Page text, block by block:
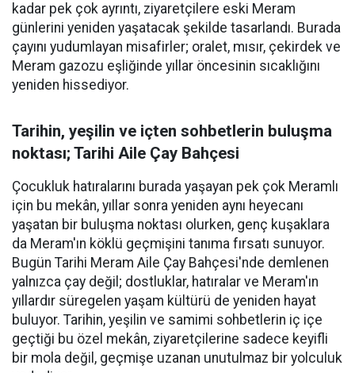
kadar pek çok ayrıntı, ziyaretçilere eski Meram
günlerini yeniden yaşatacak şekilde tasarlandı. Burada
çayını yudumlayan misafirler; oralet, mısır, çekirdek ve
Meram gazozu eşliğinde yıllar öncesinin sıcaklığını
yeniden hissediyor.
Tarihin, yeşilin ve içten sohbetlerin buluşma
noktası; Tarihi Aile Çay Bahçesi
Çocukluk hatıralarını burada yaşayan pek çok Meramlı
için bu mekân, yıllar sonra yeniden aynı heyecanı
yaşatan bir buluşma noktası olurken, genç kuşaklara
da Meram'ın köklü geçmişini tanıma fırsatı sunuyor.
Bugün Tarihi Meram Aile Çay Bahçesi'nde demlenen
yalnızca çay değil; dostluklar, hatıralar ve Meram'ın
yıllardır süregelen yaşam kültürü de yeniden hayat
buluyor. Tarihin, yeşilin ve samimi sohbetlerin iç içe
geçtiği bu özel mekân, ziyaretçilerine sadece keyifli
bir mola değil, geçmişe uzanan unutulmaz bir yolculuk